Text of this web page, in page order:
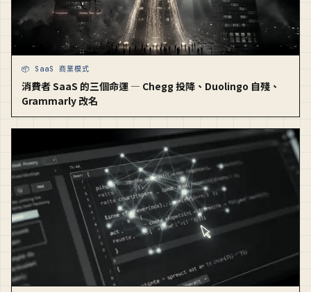
📦 SaaS 商業模式
消費者 SaaS 的三個命運 — Chegg 投降、Duolingo 自殘、
Grammarly 改名